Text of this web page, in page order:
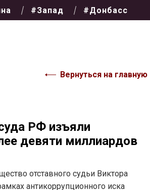
#Запад #Донбасс
Вернуться на главную
РФ изъяли
девяти миллиардов
отставного судьи Виктора
антикоррупционного иска